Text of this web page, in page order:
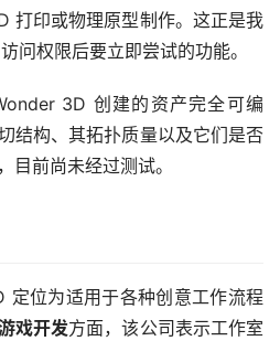
打印或物理原型制作。这正是我
问权限后要立即尝试的功能。
3D 创建的资产完全可编
结构、其拓扑质量以及它们是否
目前尚未经过测试。
位为适用于各种创意工作流程
戏开发方面，该公司表示工作室